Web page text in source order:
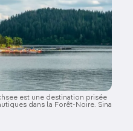
est une destination prisée
dans la Forêt-Noire. Sina